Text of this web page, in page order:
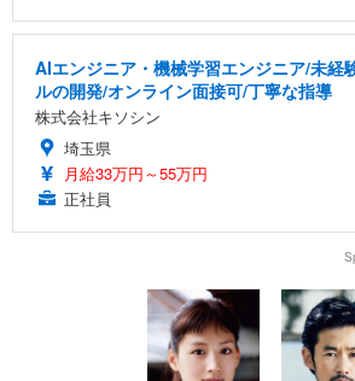
AIエンジニア・機械学習エンジニア/未経
ルの開発/オンライン面接可/丁寧な指導
株式会社キソシン
埼玉県
月給33万円～55万円
正社員